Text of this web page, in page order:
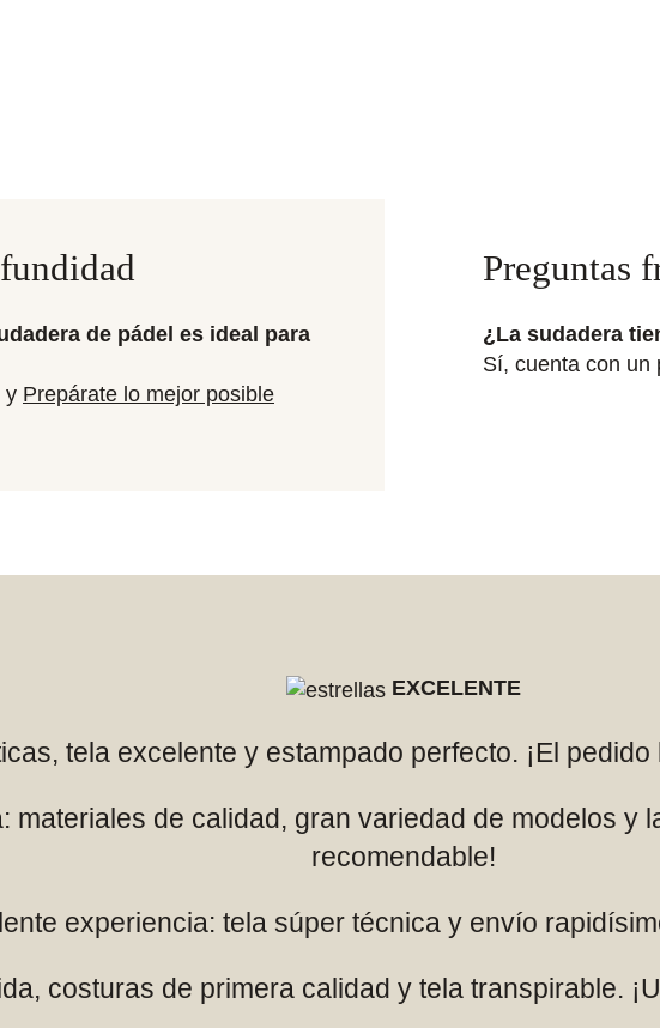
de pádel es ideal para
y Prepárate lo mejor posible
Preguntas
¿La sudadera
Sí, cuenta con un
EXCELENTE
tela excelente y estampado perfecto. ¡El
materiales de calidad, gran variedad de modelos y
recomendable!
experiencia: tela súper técnica y envío
costuras de primera calidad y tela transpirable.